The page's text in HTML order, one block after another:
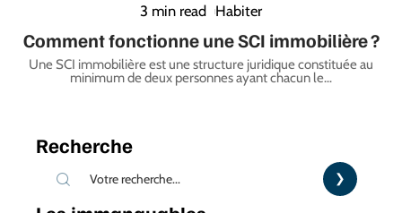
3 min read Habiter
Comment fonctionne une SCI immobilière ?
Une SCI immobilière est une structure juridique constituée au
minimum de deux personnes ayant chacun le…
Recherche